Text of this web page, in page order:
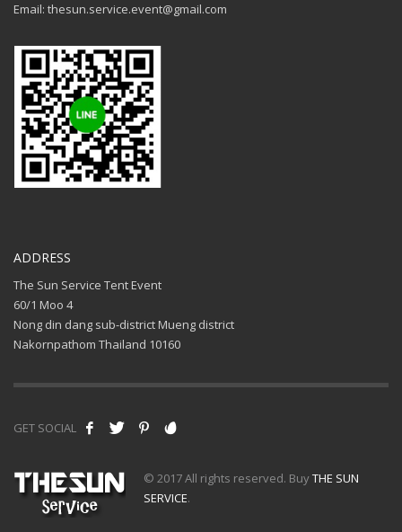
Email: thesun.service.event@gmail.com
ADDRESS
The Sun Service Tent Event
60/1 Moo 4
Nong din dang sub-district Mueng district
Nakornpathom Thailand 10160
GET SOCIAL
© 2017 All rights reserved. BuyTHE SUN
SERVICE.